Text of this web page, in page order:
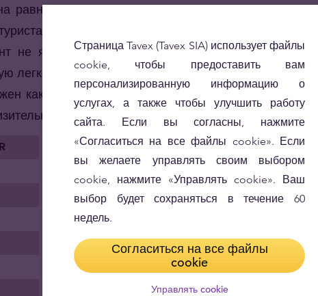
равна приблизительно 0,04 EUR (актуальные курсы
из Латвии нелегко ориентироваться в ценах,
не является самым лёгким. Стоит взять с собой
легко можнораспечатать здесь.
как пересчет с евро, так и наоборот – с чешских
ценность каждой банкноты:
Страница Tavex (Tavex SIA) использует файлы
cookie, чтобы предоставить вам
персонализированную информацию о
услугах, а также чтобы улучшить работу
сайта. Если вы согласны, нажмите
«Согласиться на все файлы cookie». Если
вы желаете управлять своим выбором
cookie, нажмите «Управлять cookie». Ваш
выбор будет сохраняться в течение 60
недель.
Согласиться на все файлы
cookie
Управлять cookie